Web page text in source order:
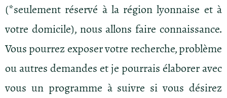
(*seulement réservé à la région lyonnaise et à
votre domicile), nous allons faire connaissance.
Vous pourrez exposer votre recherche, problème
ou autres demandes et je pourrais élaborer avec
vous un programme à suivre si vous désirez